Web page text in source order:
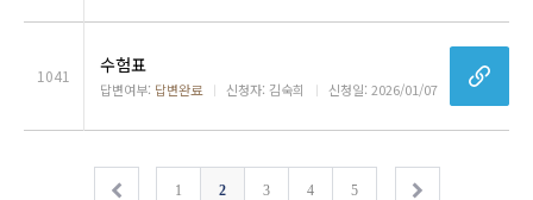
1041 수험표
답변여부: 답변완료 ㅣ 신청자: 김숙희 ㅣ 신청일: 2026/01/07
1 2 3 4 5